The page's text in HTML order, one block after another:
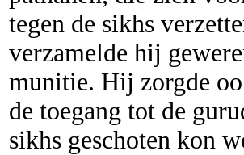
tegen de sikhs
verzamelde hij
munitie. Hij zorgde
de toegang tot de
sikhs geschoten kon